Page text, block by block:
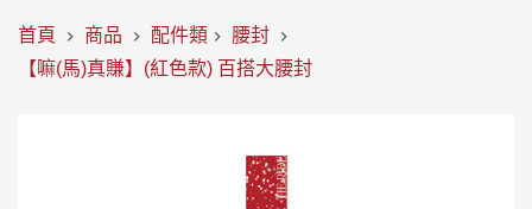
首頁 商品 配件類
腰封
【嘛(馬)真賺】(紅色款) 百搭大腰封